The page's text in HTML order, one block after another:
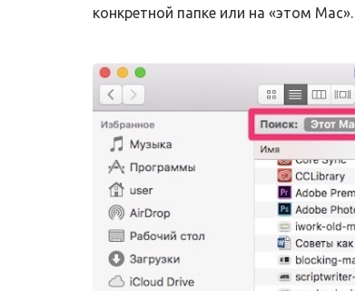
конкретной папке или на «этом Mac».